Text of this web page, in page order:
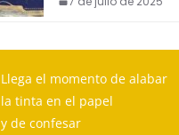
Llega el momento de alabar
la tinta en el papel
y de confesar